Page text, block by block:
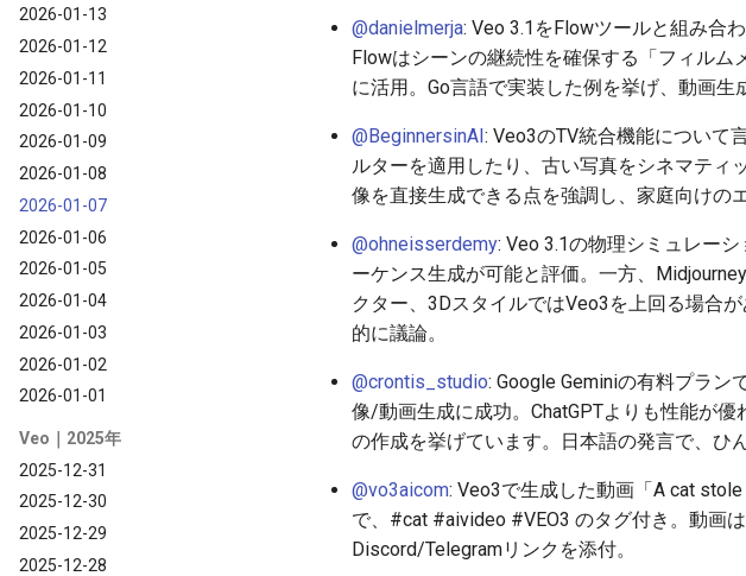
2026-01-13
2026-01-12
2026-01-11
2026-01-10
2026-01-09
2026-01-08
2026-01-07
2026-01-06
2026-01-05
2026-01-04
2026-01-03
2026-01-02
2026-01-01
Veo｜2025年
2025-12-31
2025-12-30
2025-12-29
2025-12-28
@danielmerja: Veo 3.1をFlowツールと組み合
Flowはシーンの継続性を確保する「フィル
に活用。Go言語で実装した例を挙げ、動画生
@BeginnersinAI: Veo3のTV統合機能について
ルターを適用したり、古い写真をシネマティ
像を直接生成できる点を強調し、家庭向けの
@ohneisserdemy: Veo 3.1の物理シミュレー
ーケンス生成が可能と評価。一方、
クター、3DスタイルではVeo3を上回る場合
的に議論。
@crontis_studio: Google Geminiの有料プラン
像/動画生成に成功。ChatGPTよりも性能が
の作成を挙げています。日本語の発言で、ひ
@vo3aicom: Veo3で生成した動画「A cat
で、#cat #aivideo #VEO3 のタグ付き。動画
Discord/Telegramリンクを添付。